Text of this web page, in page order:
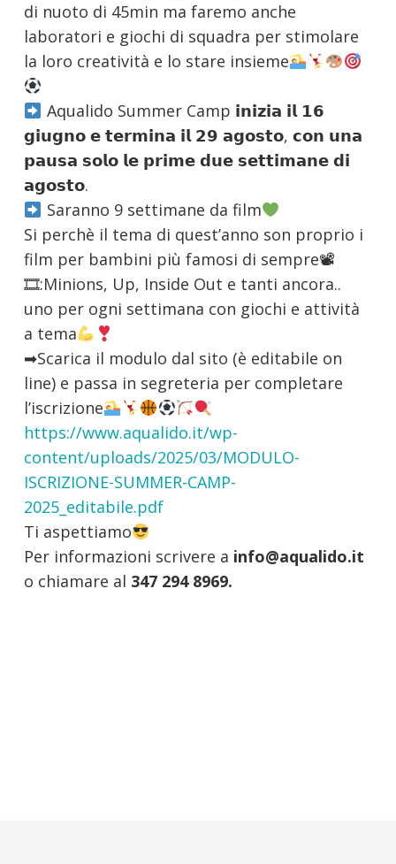
di nuoto di 45min ma faremo anche
laboratori e giochi di squadra per stimolare
la loro creatività e lo stare insieme
Aqualido Summer Camp 𝗶𝗻𝗶𝘇𝗶𝗮 𝗶𝗹 𝟭𝟲
𝗴𝗶𝘂𝗴𝗻𝗼 𝗲 𝘁𝗲𝗿𝗺𝗶𝗻𝗮 𝗶𝗹 𝟮𝟵 𝗮𝗴𝗼𝘀𝘁𝗼, 𝗰𝗼𝗻 𝘂𝗻𝗮
𝗽𝗮𝘂𝘀𝗮 𝘀𝗼𝗹𝗼 𝗹𝗲 𝗽𝗿𝗶𝗺𝗲 𝗱𝘂𝗲 𝘀𝗲𝘁𝘁𝗶𝗺𝗮𝗻𝗲 𝗱𝗶
𝗮𝗴𝗼𝘀𝘁𝗼.
Saranno 9 settimane da film
Si perchè il tema di quest’anno son proprio i
film per bambini più famosi di sempre📽
🎞:Minions, Up, Inside Out e tanti ancora..
uno per ogni settimana con giochi e attività
a tema
➡Scarica il modulo dal sito (è editabile on
line) e passa in segreteria per completare
l’iscrizione
https://www.aqualido.it/wp-
content/uploads/2025/03/MODULO-
ISCRIZIONE-SUMMER-CAMP-
2025_editabile.pdf
Ti aspettiamo
Per informazioni scrivere a info@aqualido.it
o chiamare al 347 294 8969.